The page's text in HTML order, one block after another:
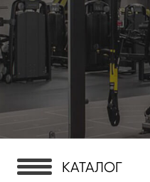
КАТАЛОГ